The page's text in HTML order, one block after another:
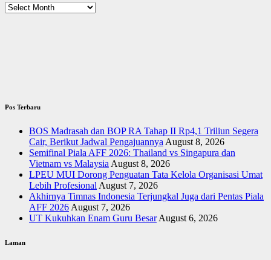
Arsip
Pos Terbaru
BOS Madrasah dan BOP RA Tahap II Rp4,1 Triliun Segera
Cair, Berikut Jadwal Pengajuannya August 8, 2026
Semifinal Piala AFF 2026: Thailand vs Singapura dan
Vietnam vs Malaysia August 8, 2026
LPEU MUI Dorong Penguatan Tata Kelola Organisasi Umat
Lebih Profesional August 7, 2026
Akhirnya Timnas Indonesia Terjungkal Juga dari Pentas Piala
AFF 2026 August 7, 2026
UT Kukuhkan Enam Guru Besar August 6, 2026
Laman